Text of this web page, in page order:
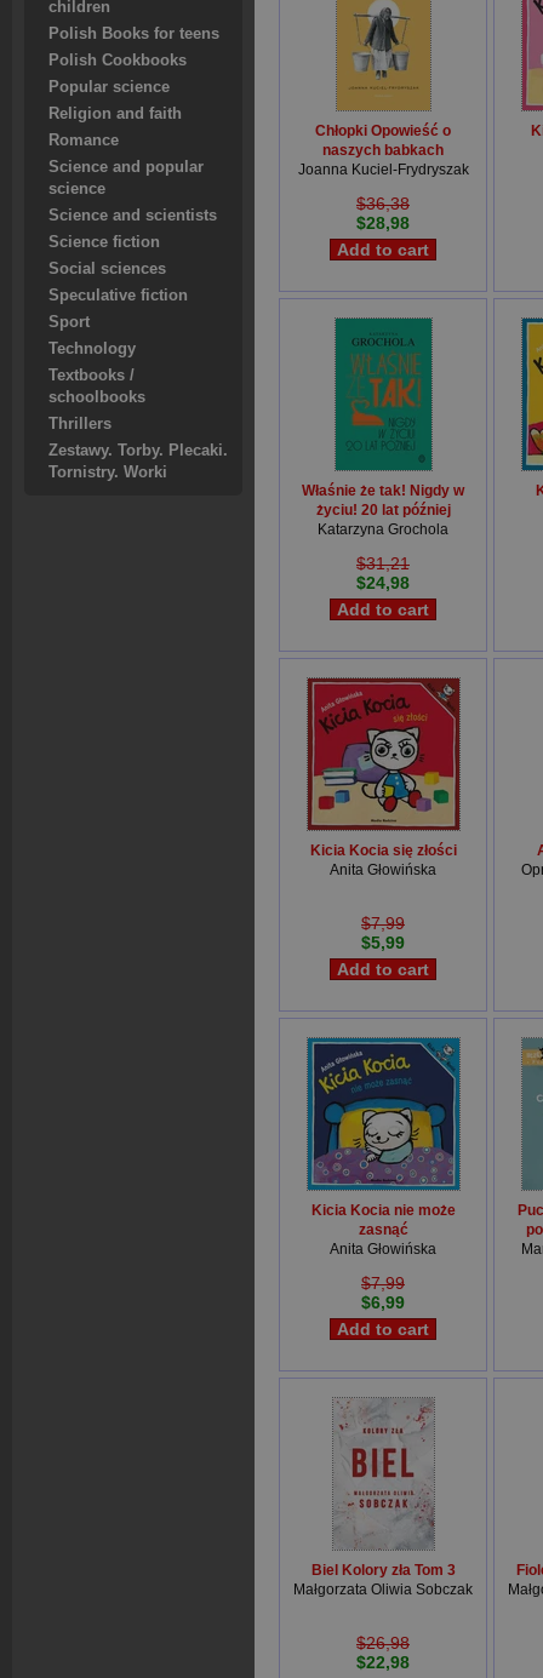
children
Polish Books for teens
Polish Cookbooks
Popular science
Religion and faith
Romance
Science and popular
science
Science and scientists
Science fiction
Social sciences
Speculative fiction
Sport
Technology
Textbooks /
schoolbooks
Thrillers
Zestawy. Torby. Plecaki.
Tornistry. Worki
Chłopki Opowieść o
naszych babkach
Joanna Kuciel-Frydryszak
$36,38
$28,98
Właśnie że tak! Nigdy w
życiu! 20 lat później
Katarzyna Grochola
$31,21
$24,98
Kicia Kocia się złości
Anita Głowińska
$7,99
$5,99
Kicia Kocia nie może
zasnąć
Anita Głowińska
$7,99
$6,99
Biel Kolory zła Tom 3
Małgorzata Oliwia Sobczak
$26,98
$22,98